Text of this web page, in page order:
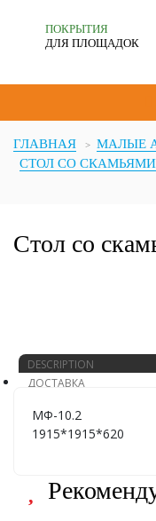
ПОКРЫТИЯ
ДЛЯ ПЛОЩАДОК
ГЛАВНАЯ
МАЛЫЕ
СТОЛ СО СКАМЬЯМИ
Стол со
DESCRIPTION
ДОСТАВКА
МФ-10.2
1915*1915*620